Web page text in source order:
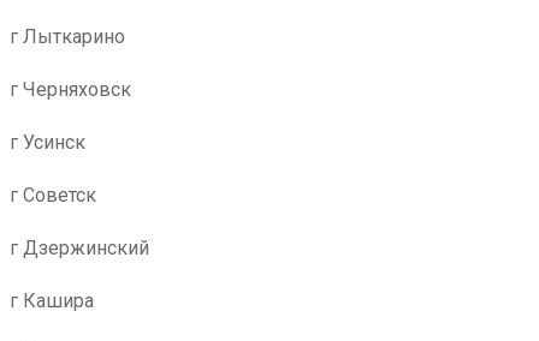
г Лыткарино
г Черняховск
г Усинск
г Советск
г Дзержинский
г Кашира